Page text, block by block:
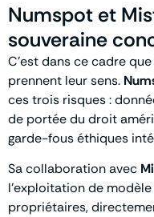
Numspot et
souveraine
C’est dans ce cadre
prennent leur sens.
ces trois risques :
de portée du droit
garde-fous éthiques
Sa collaboration avec
l’exploitation de modèle
propriétaires,